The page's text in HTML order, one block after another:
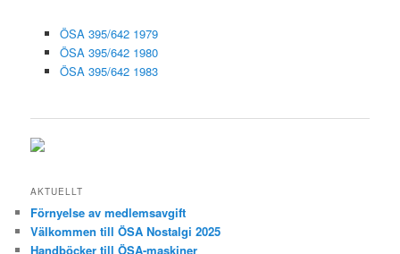
ÖSA 395/642 1979
ÖSA 395/642 1980
ÖSA 395/642 1983
AKTUELLT
Förnyelse av medlemsavgift
Välkommen till ÖSA Nostalgi 2025
Handböcker till ÖSA-maskiner